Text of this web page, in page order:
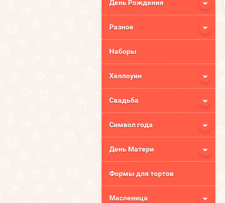
День Рождения
Разное
Наборы
Хеллоуин
Свадьба
Символ года
День Матери
Формы для тортов
Масленица